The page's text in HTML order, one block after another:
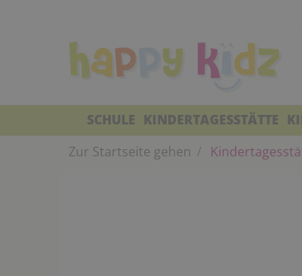
SCHULE KINDERTAGESSTÄTTE
Zur Startseite gehen